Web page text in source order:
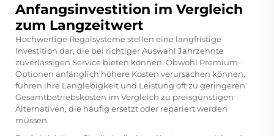
Anfangsinvestition im Vergleich
zum Langzeitwert
Hochwertige Regalsysteme stellen eine langfristige
Investition dar, die bei richtiger Auswahl Jahrzehnte
zuverlässigen Service bieten können. Obwohl Premium-
Optionen anfänglich höhere Kosten verursachen können,
führen ihre Langlebigkeit und Leistung oft zu geringeren
Gesamtbetriebskosten im Vergleich zu preisgünstigen
Alternativen, die häufig ersetzt oder repariert werden
müssen.